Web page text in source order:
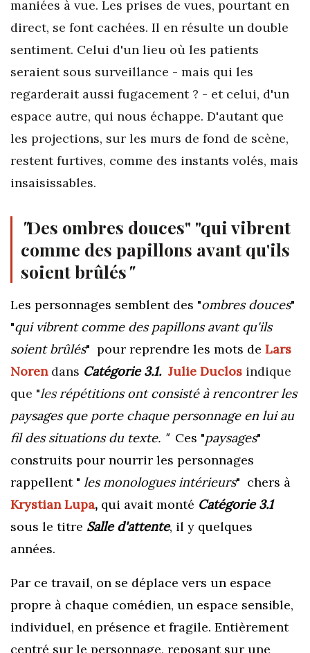
maniées à vue. Les prises de vues, pourtant en
direct, se font cachées. Il en résulte un double
sentiment. Celui d'un lieu où les patients
seraient sous surveillance - mais qui les
regarderait aussi fugacement ? - et celui, d'un
espace autre, qui nous échappe. D'autant que
les projections, sur les murs de fond de scène,
restent furtives, comme des instants volés, mais
insaisissables.
"Des ombres douces" "qui vibrent
comme des papillons avant qu'ils
soient brûlés"
Les personnages semblent des "ombres douces"
"qui vibrent comme des papillons avant qu'ils
soient brûlés" pour reprendre les mots de Lars
Norendans Catégorie 3.1. Julie Duclos indique
que "les répétitions ont consisté à rencontrer les
paysages que porte chaque personnage en lui au
fil des situations du texte. "Ces "paysages"
construits pour nourrir les personnages
rappellent " les monologues intérieurs" chers à
Krystian Lupa, qui avait monté Catégorie 3.1
sous le titre Salled'attente, il y quelques
années.
Par ce travail, on se déplace vers un espace
propre à chaque comédien, un espace sensible,
individuel, en présence et fragile. Entièrement
centré sur le personnage, reposant sur une